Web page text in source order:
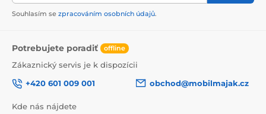
Souhlasím se zpracováním osobních údajů.
Potrebujete poradiť offline
Zákaznický servis je k dispozícii
+420 601 009 001
obchod@mobilmajak.cz
Kde nás nájdete